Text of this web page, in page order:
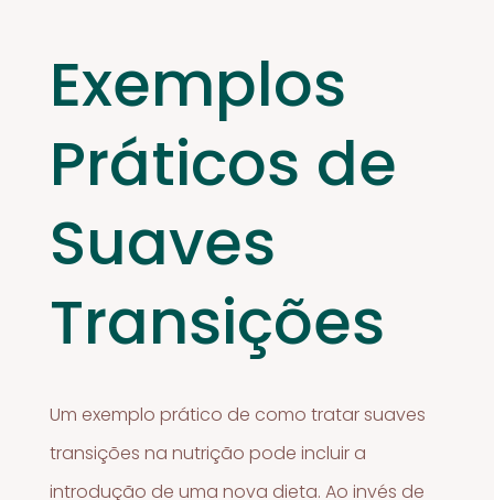
Exemplos
Práticos de
Suaves
Transições
Um exemplo prático de como tratar suaves
transições na nutrição pode incluir a
introdução de uma nova dieta. Ao invés de